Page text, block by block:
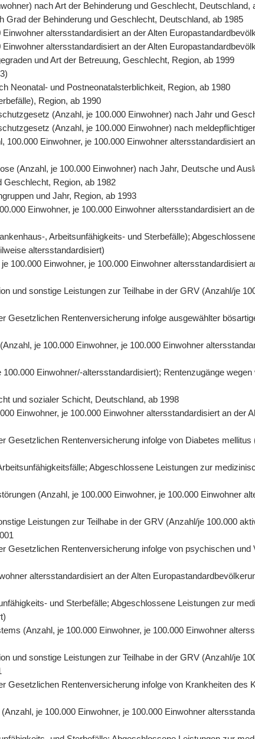
nach Art der Behinderung und Geschlecht, Deutschland,
Grad der Behinderung und Geschlecht, Deutschland, ab 1985
altersstandardisiert an der Alten
altersstandardisiert an der Alten
und Art der Betreuung, Geschlecht, Region, ab 1999
Neonatal- und Postneonatalsterblichkeit, Region, ab 1980
Region, ab 1990
(Anzahl, je 100.000 Einwohner) nach Jahr und
(Anzahl, je 100.000 Einwohner) nach
Einwohner, je 100.000 Einwohner altersstandardisiert
(Anzahl, je 100.000 Einwohner) nach Jahr, Deutsche und
Geschlecht, Region, ab 1982
und Jahr, Region, ab 1993
Einwohner, je 100.000 Einwohner altersstandardisiert an
, Arbeitsunfähigkeits- und Sterbefälle);
altersstandardisiert)
100.000 Einwohner, je 100.000 Einwohner altersstandardisiert
und sonstige Leistungen zur Teilhabe in der GRV (Anzahl/je
Gesetzlichen Rentenversicherung infolge ausgewählter
je 100.000 Einwohner, je 100.000 Einwohner
Einwohner/-altersstandardisiert); Rentenzugänge
und sozialer Schicht, Deutschland, ab 1998
Einwohner, je 100.000 Einwohner altersstandardisiert an der
Gesetzlichen Rentenversicherung infolge von Diabetes
Abgeschlossene Leistungen zur
(Anzahl, je 100.000 Einwohner, je 100.000 Einwohner
Leistungen zur Teilhabe in der GRV (Anzahl/je 100.000
Gesetzlichen Rentenversicherung infolge von psychischen
altersstandardisiert an der Alten
und Sterbefälle; Abgeschlossene Leistungen zur
(Anzahl, je 100.000 Einwohner, je 100.000 Einwohner
und sonstige Leistungen zur Teilhabe in der GRV (Anzahl/je
Gesetzlichen Rentenversicherung infolge von Krankheiten
je 100.000 Einwohner, je 100.000 Einwohner